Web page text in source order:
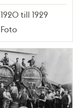
1920 till 1929
Foto